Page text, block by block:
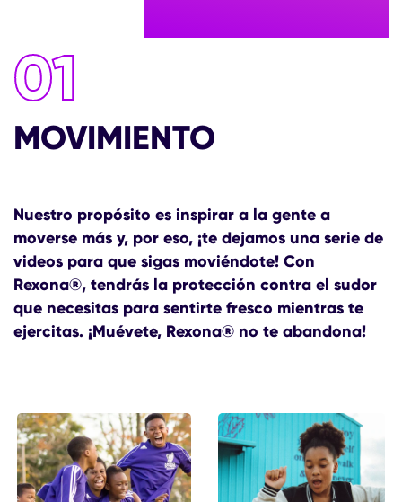
01
MOVIMIENTO
Nuestro propósito es inspirar a la gente a
moverse más y, por eso, ¡te dejamos una serie de
videos para que sigas moviéndote! Con
Rexona®, tendrás la protección contra el sudor
que necesitas para sentirte fresco mientras te
ejercitas. ¡Muévete, Rexona® no te abandona!